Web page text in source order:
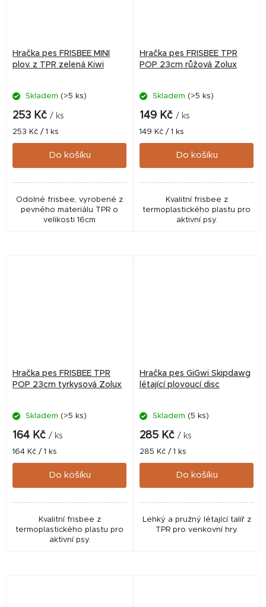
Hračka pes FRISBEE MINI
plov. z TPR zelená Kiwi
Skladem (>5 ks)
253 Kč / ks
Měrná
cena:
253 Kč / 1 ks
Do košíku
Odolné frisbee, vyrobené z
pevného materiálu TPR o
velikosti 16cm
Hračka pes FRISBEE TPR
POP 23cm růžová Zolux
Skladem (>5 ks)
149 Kč / ks
Měrná
cena:
149 Kč / 1 ks
Do košíku
Kvalitní frisbee z
termoplastického plastu pro
aktivní psy.
Hračka pes FRISBEE TPR
POP 23cm tyrkysová Zolux
Skladem (>5 ks)
164 Kč / ks
Měrná
cena:
164 Kč / 1 ks
Do košíku
Kvalitní frisbee z
termoplastického plastu pro
aktivní psy.
Hračka pes GiGwi Skipdawg
létající plovoucí disc
Skladem (5 ks)
285 Kč / ks
Měrná
cena:
285 Kč / 1 ks
Do košíku
Lehký a pružný létající talíř z
TPR pro venkovní hry.